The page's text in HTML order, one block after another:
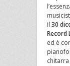
il 30
Record
ed è
chitarra